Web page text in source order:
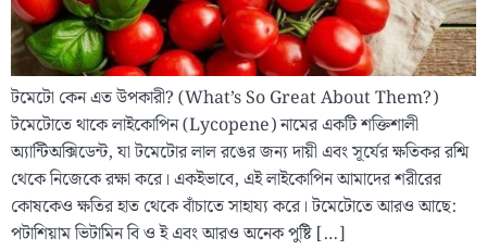
টমেটো কেন এত উপকারী? (What’s So Great About Them?)
টমেটোতে থাকে লাইকোপিন (Lycopene) নামের একটি শক্তিশালী
অ্যান্টিঅক্সিডেন্ট, যা টমেটোর লাল রঙের জন্য দায়ী এবং সূর্যের ক্ষতিকর রশ্মি
থেকে নিজেকে রক্ষা করে। একইভাবে, এই লাইকোপিন আমাদের শরীরের
কোষকেও ক্ষতির হাত থেকে বাঁচাতে সাহায্য করে। টমেটোতে আরও আছে:
পটাশিয়াম ভিটামিন বি ও ই এবং আরও অনেক পুষ্টি […]